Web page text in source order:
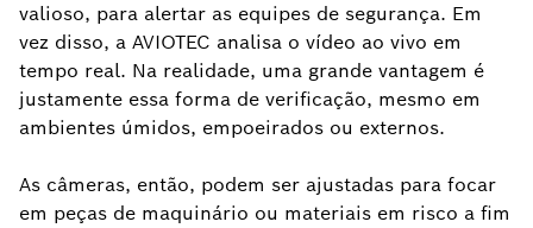
valioso, para alertar as equipes de segurança. Em
vez disso, a AVIOTEC analisa o vídeo ao vivo em
tempo real. Na realidade, uma grande vantagem é
justamente essa forma de verificação, mesmo em
ambientes úmidos, empoeirados ou externos.
As câmeras, então, podem ser ajustadas para focar
em peças de maquinário ou materiais em risco a fim